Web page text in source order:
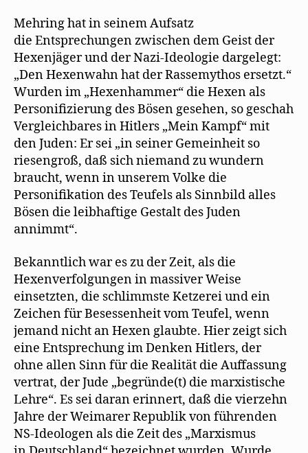
Mehring hat in seinem Aufsatz
die Entsprechungen zwischen dem Geist der
Hexenjäger und der Nazi-Ideologie dargelegt:
„Den Hexenwahn hat der Rassemythos ersetzt.“
Wurden im „Hexenhammer“ die Hexen als
Personifizierung des Bösen gesehen, so geschah
Vergleichbares in Hitlers „Mein Kampf“ mit
den Juden: Er sei „in seiner Gemeinheit so
riesengroß, daß sich niemand zu wundern
braucht, wenn in unserem Volke die
Personifikation des Teufels als Sinnbild alles
Bösen die leibhaftige Gestalt des Juden
annimmt“.
Bekanntlich war es zu der Zeit, als die
Hexenverfolgungen in massiver Weise
einsetzten, die schlimmste Ketzerei und ein
Zeichen für Besessenheit vom Teufel, wenn
jemand nicht an Hexen glaubte. Hier zeigt sich
eine Entsprechung im Denken Hitlers, der
ohne allen Sinn für die Realität die Auffassung
vertrat, der Jude „begründe(t) die marxistische
Lehre“. Es sei daran erinnert, daß die vierzehn
Jahre der Weimarer Republik von führenden
NS-Ideologen als die Zeit des „Marxismus